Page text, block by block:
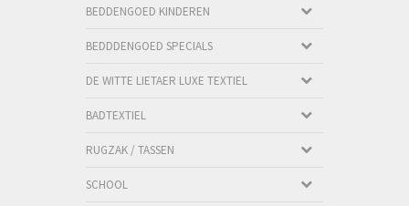
BEDDENGOED KINDEREN
BEDDDENGOED SPECIALS
DE WITTE LIETAER LUXE TEXTIEL
BADTEXTIEL
RUGZAK / TASSEN
SCHOOL